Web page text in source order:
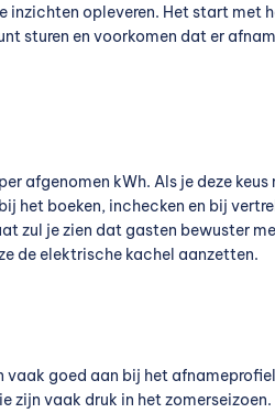
inzichten opleveren. Het start met
sturen en voorkomen dat er
afgenomen kWh. Als je deze
het boeken, inchecken en bij
zul je zien dat gasten bewuster
de elektrische kachel aanzetten.
goed aan bij het
vaak druk in het zomerseizoen.